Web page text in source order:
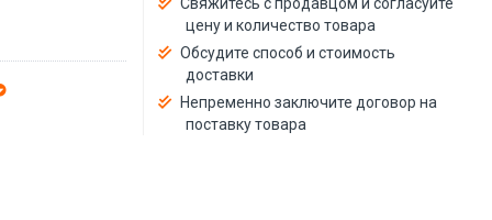
цену и количество товара
Обсудите способ и стоимость
доставки
Непременно заключите договор на
поставку товара